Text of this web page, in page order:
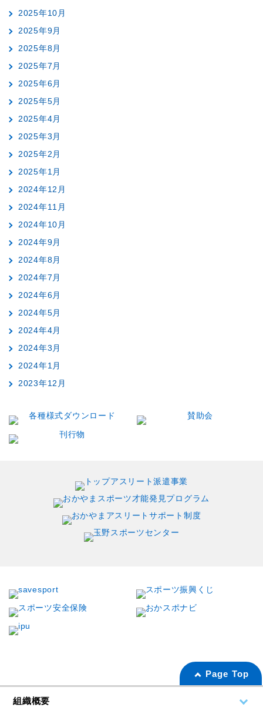
2025年10月
2025年9月
2025年8月
2025年7月
2025年6月
2025年5月
2025年4月
2025年3月
2025年2月
2025年1月
2024年12月
2024年11月
2024年10月
2024年9月
2024年8月
2024年7月
2024年6月
2024年5月
2024年4月
2024年3月
2024年1月
2023年12月
Page Top
組織概要